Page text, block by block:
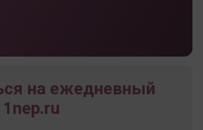
на ежедневный